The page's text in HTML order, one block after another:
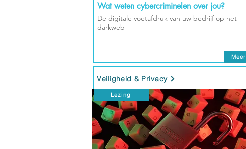
Wat weten cybercriminelen over jou?
De digitale voetafdruk van uw bedrijf op het
darkweb
Meer
Veiligheid & Privacy
Lezing